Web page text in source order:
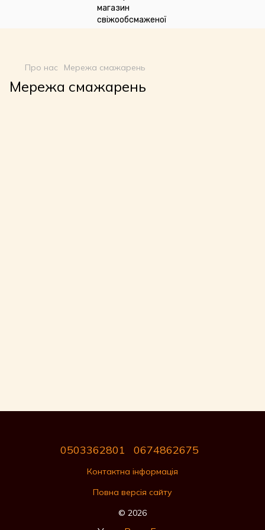
verification=n_oqqzEuRZVD6qDx7SNQHsLwvI3fyvGpp6NDxkCDdVU
Про нас Мережа смажарень
Мережа смажарень
0503362801 0674862675
Контактна інформація
Повна версія сайту
© 2026